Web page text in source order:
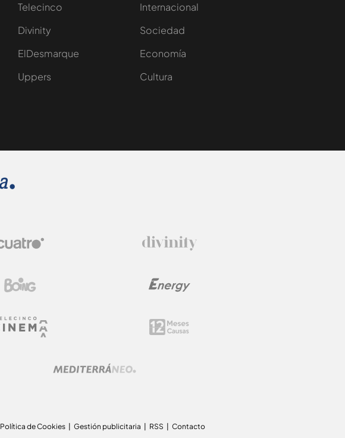
Telecinco
Divinity
ElDesmarque
Uppers
Internacional
Sociedad
Economía
Cultura
Política de Cookies Gestión publicitaria RSS Contacto